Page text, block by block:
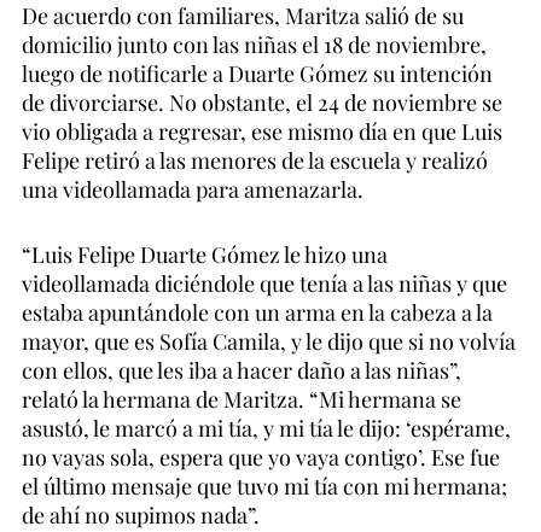
De acuerdo con familiares, Maritza salió de su
domicilio junto con las niñas el 18 de noviembre,
luego de notificarle a Duarte Gómez su intención
de divorciarse. No obstante, el 24 de noviembre se
vio obligada a regresar, ese mismo día en que Luis
Felipe retiró a las menores de la escuela y realizó
una videollamada para amenazarla.
“Luis Felipe Duarte Gómez le hizo una
videollamada diciéndole que tenía a las niñas y que
estaba apuntándole con un arma en la cabeza a la
mayor, que es Sofía Camila, y le dijo que si no volvía
con ellos, que les iba a hacer daño a las niñas”,
relató la hermana de Maritza. “Mi hermana se
asustó, le marcó a mi tía, y mi tía le dijo: ‘espérame,
no vayas sola, espera que yo vaya contigo’. Ese fue
el último mensaje que tuvo mi tía con mi hermana;
de ahí no supimos nada”.